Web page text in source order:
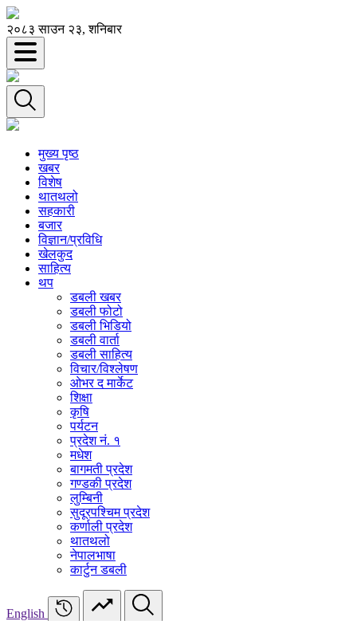
२०८३ साउन २३, शनिबार
मुख्य पृष्ठ
खबर
विशेष
थातथलो
सहकारी
बजार
विज्ञान/प्रविधि
खेलकुद
साहित्य
थप
डबली खबर
डबली फोटो
डबली भिडियो
डबली वार्ता
डबली साहित्य
विचार/विश्‍लेषण
ओभर द मार्केट
शिक्षा
कृषि
पर्यटन
प्रदेश नं. १
मधेश
बागमती प्रदेश
गण्डकी प्रदेश
लुम्बिनी
सुदूरपश्चिम प्रदेश
कर्णाली प्रदेश
थातथलो
नेपालभाषा
कार्टुन डबली
English